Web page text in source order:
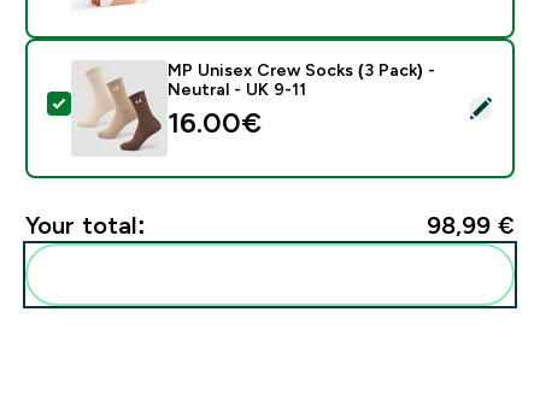
Select this product - MP Unisex Crew Socks (3 Pack)
MP Unisex Crew Socks (3 Pack) -
Neutral - UK 9-11
16.00€‎
Your total: 98,99 €‎